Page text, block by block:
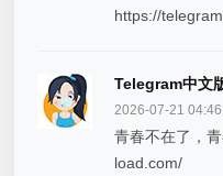
https://
Telegram中文
2026-07-21
青春不在了，
load.com/